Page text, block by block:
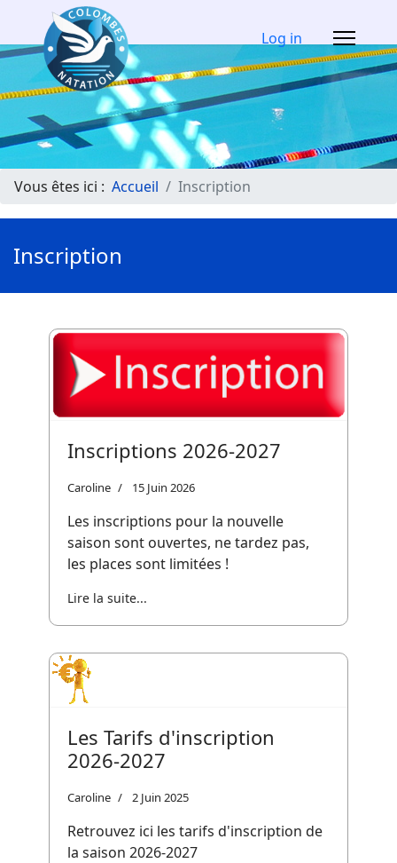
Log in
Vous êtes ici : Accueil Inscription
Inscription
Inscriptions 2026-2027
Caroline 15 Juin 2026
Les inscriptions pour la nouvelle
saison sont ouvertes, ne tardez pas,
les places sont limitées !
Lire la suite...
Les Tarifs d'inscription
2026-2027
Caroline 2 Juin 2025
Retrouvez ici les tarifs d'inscription de
la saison 2026-2027